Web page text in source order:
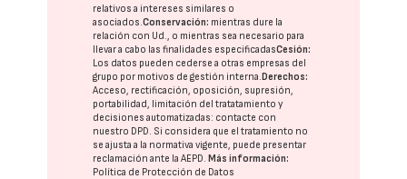
relativos a intereses similares o
asociados.Conservación: mientras dure la
relación con Ud., o mientras sea necesario para
llevar a cabo las finalidades especificadasCesión:
Los datos pueden cederse a otras empresas del
grupo por motivos de gestión interna.Derechos:
Acceso, rectificación, oposición, supresión,
portabilidad, limitación del tratatamiento y
decisiones automatizadas: contacte con
nuestro DPD. Si considera que el tratamiento no
se ajusta a la normativa vigente, puede presentar
reclamación ante laAEPD.Más información:
Política de Protección de Datos